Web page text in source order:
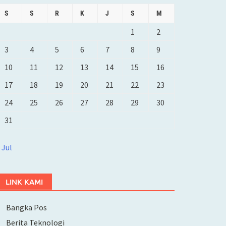
S S R K J S M
1
2
3
4 5 6 7 8
9
10
11 12 13 14 15
16
17
18 19 20 21 22
23
24
25 26 27 28 29
30
31
Jul
LINK KAMI
Bangka Pos
Berita Teknologi